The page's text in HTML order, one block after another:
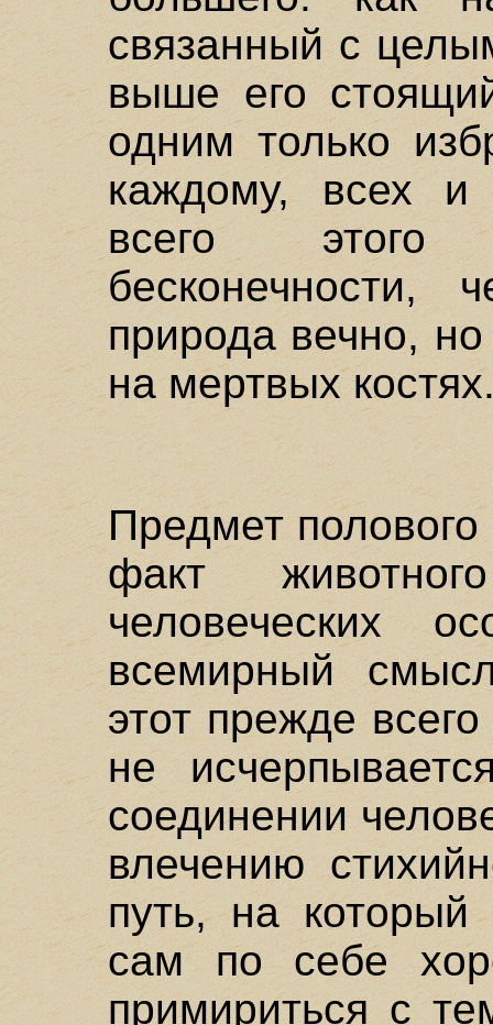
связанный с
выше его
одним только
каждому, всех и
всего этого
бесконечности,
природа вечно,
на мертвых
Предмет
факт
человеческих
всемирный
этот прежде
не
соединении
влечению
путь, на
сам по себе
примириться с